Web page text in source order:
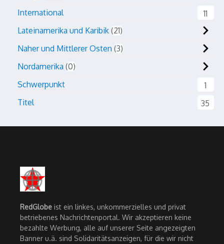
International
11
Lateinamerika und Karibik 21
Naher und Mittlerer Osten 3
Nordamerika 0
Schwerpunkt
1
Titel
35
RedGlobe ist ein linkes, unkommerzielles und privat
betriebenes Nachrichtenportal. Wir akzeptieren keine
bezahlte Werbung, alle auf unserer Seite angezeigten
Banner u.ä. sind Solidaritätsanzeigen, für die wir nicht